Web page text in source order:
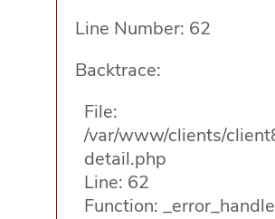
Line Number: 62
Backtrace:
File:
/var/www/clients/
detail.php
Line: 62
Function: